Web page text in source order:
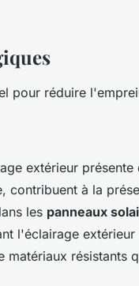
pour réduire
extérieur présente
contribuent à la
les panneaux
l'éclairage
matériaux résistants